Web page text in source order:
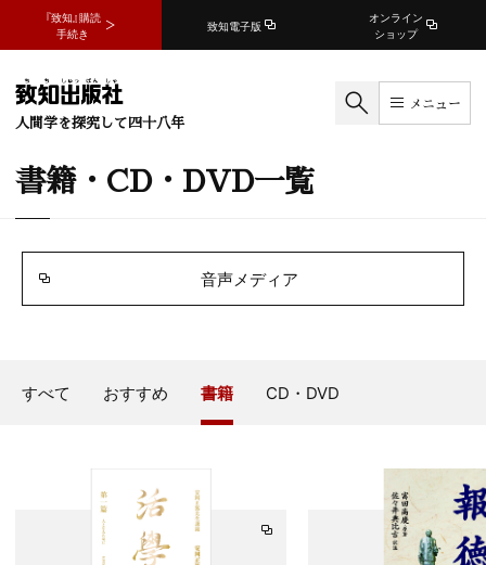
『致知』購読
手続き
致知電子版
オンライン
ショップ
人間学を探究して四十八年
メニュー
書籍・CD・DVD一覧
音声メディア
すべて おすすめ 書籍 CD・DVD